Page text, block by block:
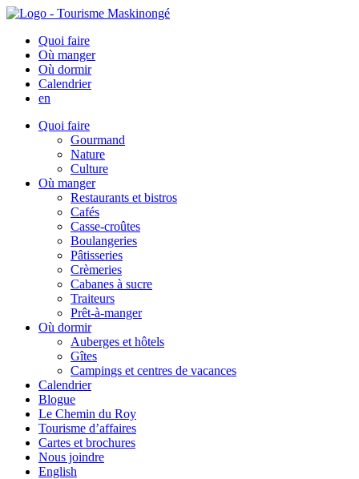
Quoi faire
Où manger
Où dormir
Calendrier
en
Quoi faire
Gourmand
Nature
Culture
Où manger
Restaurants et bistros
Cafés
Casse-croûtes
Boulangeries
Pâtisseries
Crèmeries
Cabanes à sucre
Traiteurs
Prêt-à-manger
Où dormir
Auberges et hôtels
Gîtes
Campings et centres de vacances
Calendrier
Blogue
Le Chemin du Roy
Tourisme d’affaires
Cartes et brochures
Nous joindre
English